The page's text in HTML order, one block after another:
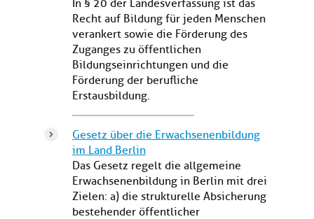
In § 20 der Landesverfassung ist das
Recht auf Bildung für jeden Menschen
verankert sowie die Förderung des
Zuganges zu öffentlichen
Bildungseinrichtungen und die
Förderung der berufliche
Erstausbildung.
Gesetz über die Erwachsenenbildung
im Land Berlin
Das Gesetz regelt die allgemeine
Erwachsenenbildung in Berlin mit drei
Zielen: a) die strukturelle Absicherung
bestehender öffentlicher